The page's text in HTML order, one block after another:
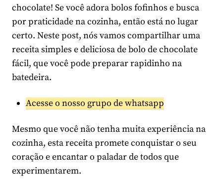
chocolate! Se você adora bolos fofinhos e busca
por praticidade na cozinha, então está no lugar
certo. Neste post, nós vamos compartilhar uma
receita simples e deliciosa de bolo de chocolate
fácil, que você pode preparar rapidinho na
batedeira.
Acesse o nosso grupo de whatsapp
Mesmo que você não tenha muita experiência na
cozinha, esta receita promete conquistar o seu
coração e encantar o paladar de todos que
experimentarem.